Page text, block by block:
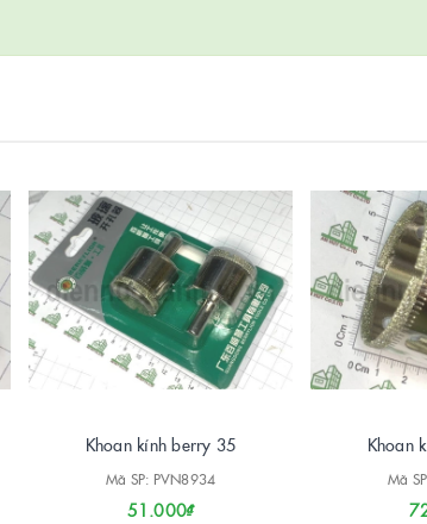
Khoan kính berry 35
Mã SP: PVN8934
51.000₫
Khoan
Mã